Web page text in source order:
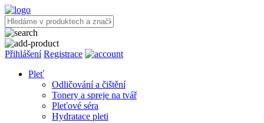
Přihlášení Registrace
Pleť
Odličování a čištění
Tonery a spreje na tvář
Pleťové séra
Hydratace pleti